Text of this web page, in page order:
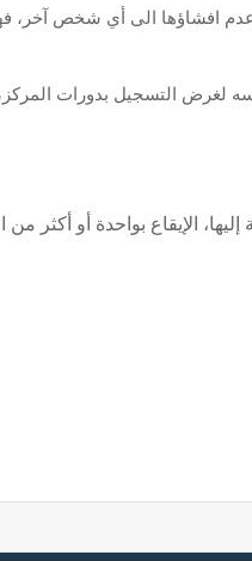
افشاؤها الى أي شخص آخر،
لغرض التسجيل بدورات المركز،
الإيقاع بواحدة أو أكثر من